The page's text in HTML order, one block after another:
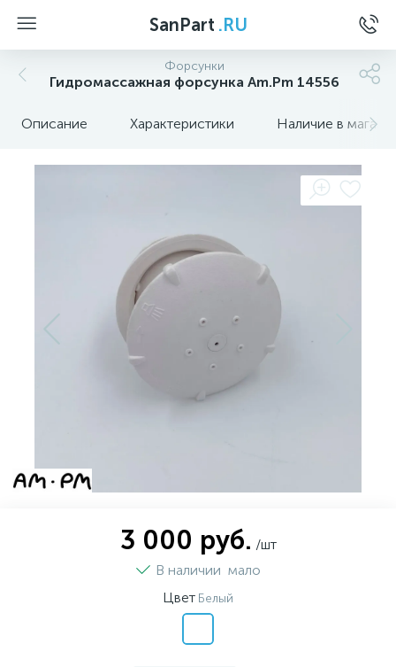
SanPart .RU
Форсунки
Гидромассажная форсунка Am.Pm 14556
Описание Характеристики Наличие в
3 000 руб. /шт
В наличии мало
Цвет Белый